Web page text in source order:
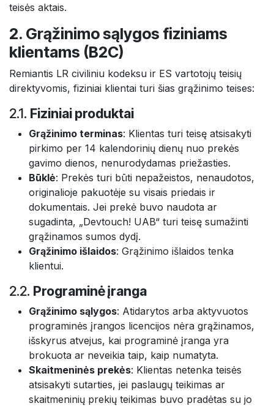
teisės aktais.
2. Grąžinimo sąlygos fiziniams
klientams (B2C)
Remiantis LR civiliniu kodeksu ir ES vartotojų teisių
direktyvomis, fiziniai klientai turi šias grąžinimo teises:
2.1. Fiziniai produktai
Grąžinimo terminas: Klientas turi teisę atsisakyti
pirkimo per 14 kalendorinių dienų nuo prekės
gavimo dienos, nenurodydamas priežasties.
Būklė: Prekės turi būti nepažeistos, nenaudotos,
originalioje pakuotėje su visais priedais ir
dokumentais. Jei prekė buvo naudota ar
sugadinta, „Devtouch! UAB“ turi teisę sumažinti
grąžinamos sumos dydį.
Grąžinimo išlaidos: Grąžinimo išlaidos tenka
klientui.
2.2. Programinė įranga
Grąžinimo sąlygos: Atidarytos arba aktyvuotos
programinės įrangos licencijos nėra grąžinamos,
išskyrus atvejus, kai programinė įranga yra
brokuota ar neveikia taip, kaip numatyta.
Skaitmeninės prekės: Klientas netenka teisės
atsisakyti sutarties, jei paslaugų teikimas ar
skaitmeninių prekių teikimas buvo pradėtas su jo